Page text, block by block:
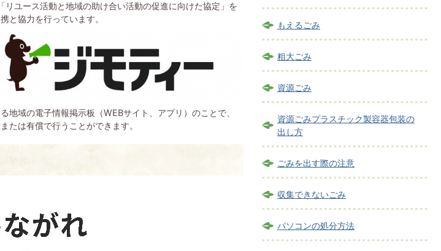
ユース活動と地域の助け合い活動の促進に向けた協定」を
と協力を行っています。
地域の電子情報掲示板（WEBサイト、アプリ）のことで、
たは有償で行うことができます。
もえるごみ
粗大ごみ
資源ごみ
資源ごみプラスチック製容器包装の
出し方
ごみを出す際の注意
収集できないごみ
パソコンの処分方法